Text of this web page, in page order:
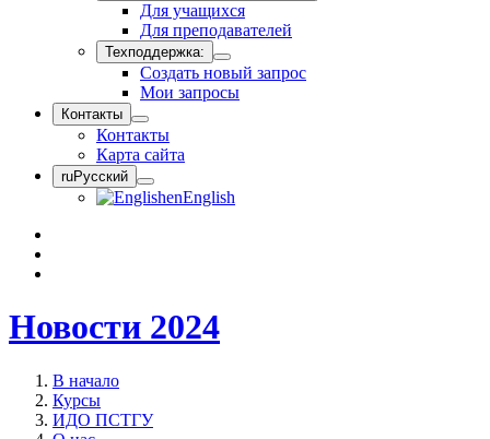
Для учащихся
Для преподавателей
Техподдержка:
Создать новый запрос
Мои запросы
Контакты
Контакты
Карта сайта
ruРусский
enEnglish
Новости 2024
В начало
Курсы
ИДО ПСТГУ